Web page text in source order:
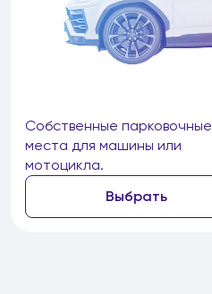
Собственные парковочные
места для машины или
мотоцикла.
Выбрать